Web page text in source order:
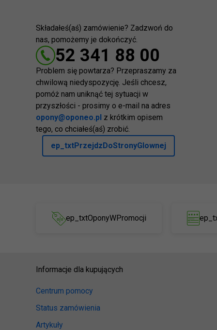
Składałeś(aś) zamówienie? Zadzwoń do
nas, pomożemy je dokończyć.
52 341 88 00
Problem się powtarza? Przepraszamy za
chwilową niedyspozycję. Jeśli chcesz,
pomóż nam uniknąć tej sytuacji w
przyszłości - prosimy o e-mail na adres
opony@oponeo.pl z krótkim opisem
tego, co chciałeś(aś) zrobić.
ep_txtPrzejdzDoStronyGlownej
ep_txtOponyWPromocji
Informacje dla kupujących
Centrum pomocy
Status zamówienia
Artykuły